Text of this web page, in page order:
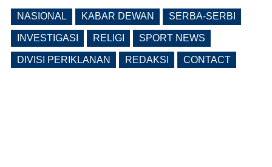
NASIONAL KABAR DEWAN SERBA-SERBI
INVESTIGASI RELIGI SPORT NEWS
DIVISI PERIKLANAN REDAKSI CONTACT